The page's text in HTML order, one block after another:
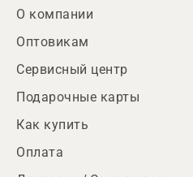
О компании
Оптовикам
Сервисный центр
Подарочные карты
Как купить
Оплата